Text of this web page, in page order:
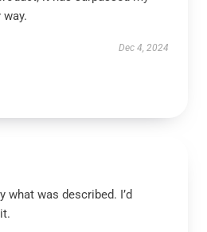
Dec 4, 2024
what was described. I’d